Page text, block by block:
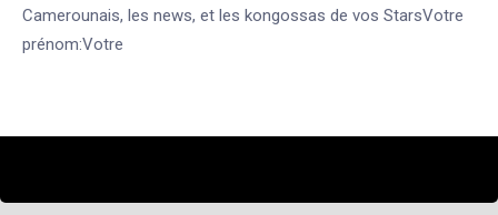
Camerounais, les news, et les kongossas de vos StarsVotre
prénom:Votre